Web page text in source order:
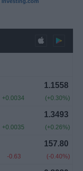
Investing.com